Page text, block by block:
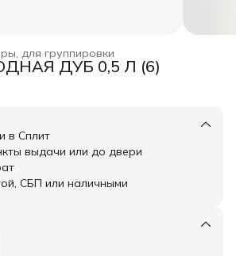
для группировки
ДУБ 0,5 Л (6)
в Сплит
выдачи или до двери
СБП или наличными